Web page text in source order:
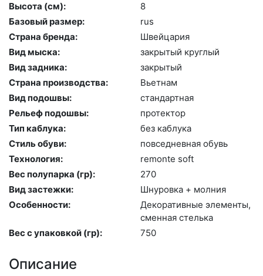
Высота (cм):
8
Базовый размер:
rus
Страна бренда:
Швей­ца­рия
Вид мыска:
зак­ры­тый круг­лый
Вид задника:
зак­ры­тый
Страна производства:
Вь­ет­нам
Вид подошвы:
стан­дарт­ная
Рельеф подошвы:
про­тек­тор
Тип каблука:
без каб­лу­ка
Стиль обуви:
пов­седнев­ная обувь
Технология:
re­mon­te soft
Вес полупарка (гр):
270
Вид застежки:
Шну­ров­ка + мол­ния
Особенности:
Де­кора­тив­ные эле­мен­ты,
смен­ная стель­ка
Вес с упаковкой (гр):
750
Описание